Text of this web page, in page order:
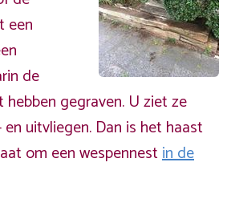
een
de
hebben gegraven. U ziet ze
uitvliegen. Dan is het haast
om een wespennestin de